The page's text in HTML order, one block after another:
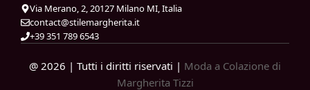
Via Merano, 2, 20127 Milano MI, Italia
contact@stilemargherita.it
+39 351 789 6543
@ 2026 | Tutti i diritti riservati | Moda a Colazione di
Margherita Tizzi